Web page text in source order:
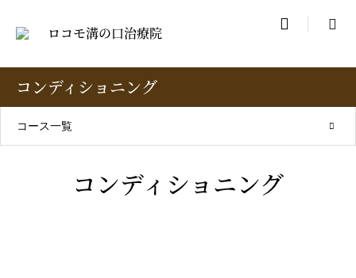

コンディショニング
コース一覧
コンディショニング